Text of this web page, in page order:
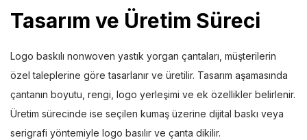
Tasarım ve Üretim Süreci
Logo baskılı nonwoven yastık yorgan çantaları, müşterilerin
özel taleplerine göre tasarlanır ve üretilir. Tasarım aşamasında
çantanın boyutu, rengi, logo yerleşimi ve ek özellikler belirlenir.
Üretim sürecinde ise seçilen kumaş üzerine dijital baskı veya
serigrafi yöntemiyle logo basılır ve çanta dikilir.